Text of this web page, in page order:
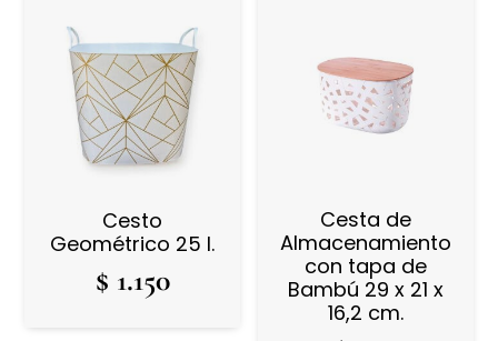
Cesto
Geométrico 25 l.
$ 1.150
Cesta de
Almacenamiento
con tapa de
Bambú 29 x 21 x
16,2 cm.